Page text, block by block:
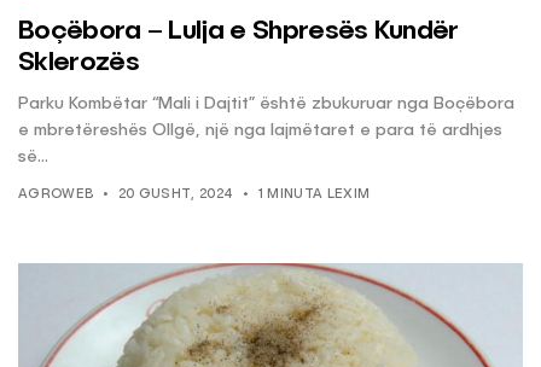
Boçëbora – Lulja e Shpresës Kundër
Sklerozës
Parku Kombëtar “Mali i Dajtit” është zbukuruar nga Boçëbora
e mbretëreshës Ollgë, një nga lajmëtaret e para të ardhjes
së...
AGROWEB 20 GUSHT, 2024 1 MINUTA LEXIM